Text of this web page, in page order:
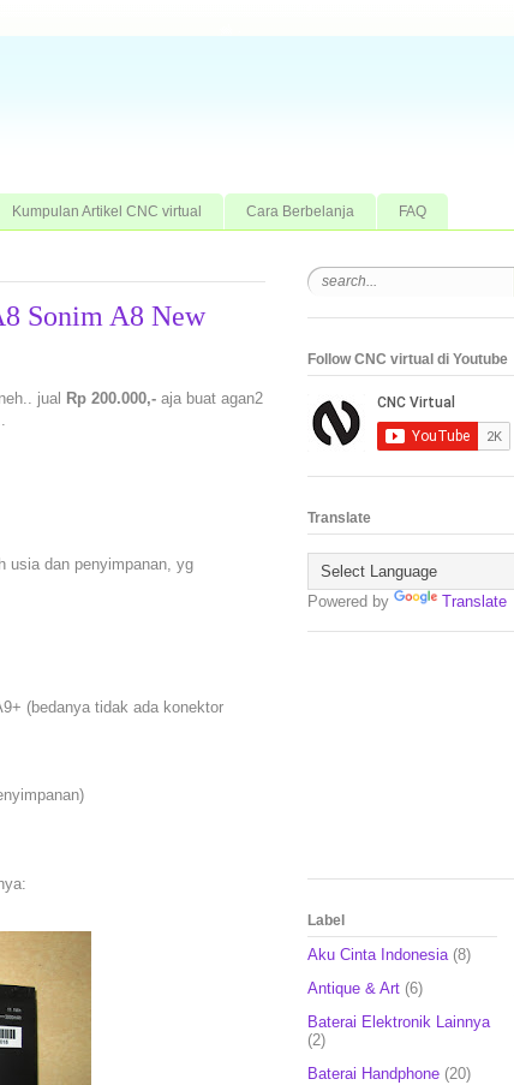
Kumpulan Artikel CNC virtual Cara Berbelanja FAQ
Sonim A8 New
jual Rp 200.000,- aja buat agan2
usia dan penyimpanan, yg
(bedanya tidak ada konektor
Follow CNC virtual di Youtube
Translate
Powered by Translate
Label
Aku Cinta Indonesia (8)
Antique & Art (6)
Baterai Elektronik Lainnya
(2)
Baterai Handphone (20)